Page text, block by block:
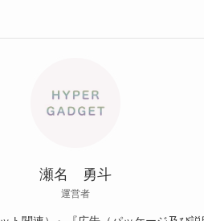
瀬名 勇斗
運営者